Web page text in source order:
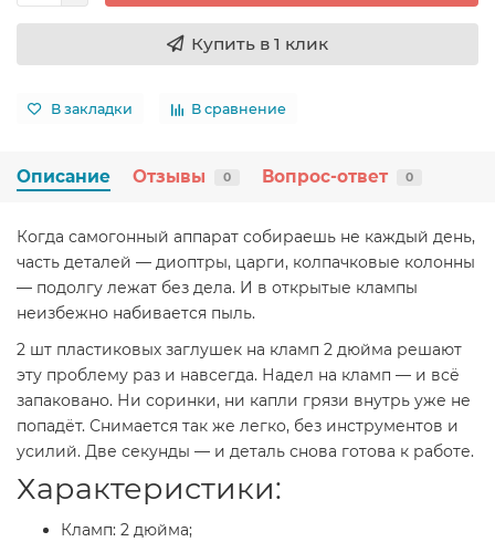
Купить в 1 клик
В закладки В сравнение
Описание Отзывы 0 Вопрос-ответ 0
Когда самогонный аппарат собираешь не каждый день,
часть деталей — диоптры, царги, колпачковые колонны
— подолгу лежат без дела. И в открытые клампы
неизбежно набивается пыль.
2 шт пластиковых заглушек на кламп 2 дюйма решают
эту проблему раз и навсегда. Надел на кламп — и всё
запаковано. Ни соринки, ни капли грязи внутрь уже не
попадёт. Снимается так же легко, без инструментов и
усилий. Две секунды — и деталь снова готова к работе.
Характеристики:
Кламп: 2 дюйма;